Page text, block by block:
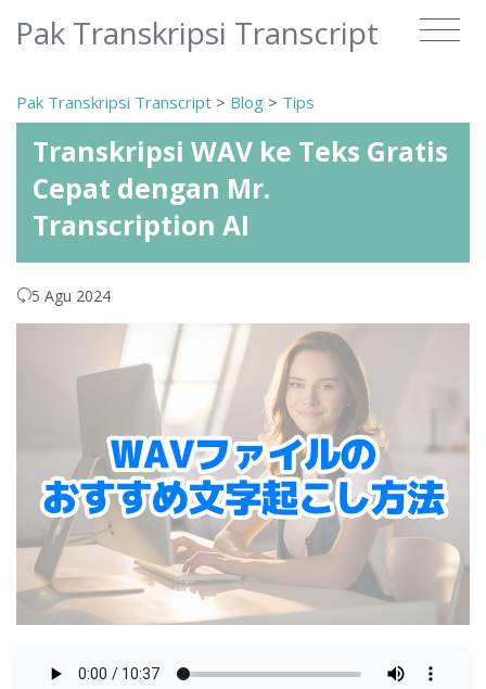
Pak Transkripsi Transcript
Pak Transkripsi Transcript > Blog > Tips
Transkripsi WAV ke Teks Gratis
Cepat dengan Mr.
Transcription AI
5 Agu 2024